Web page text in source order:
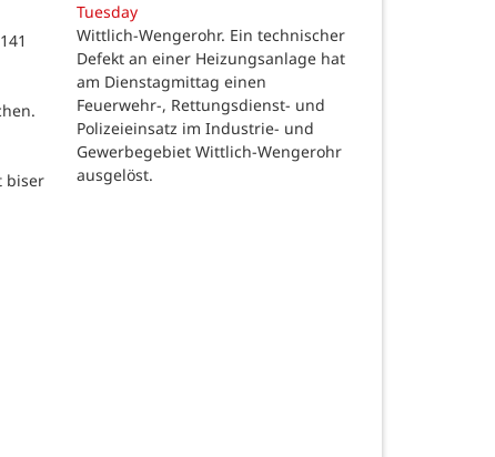
biser
Tuesday
Wittlich-Wengerohr. Ein technischer
Defekt an einer Heizungsanlage hat
am Dienstagmittag einen
Feuerwehr-, Rettungsdienst- und
Polizeieinsatz im Industrie- und
Gewerbegebiet Wittlich-Wengerohr
ausgelöst.